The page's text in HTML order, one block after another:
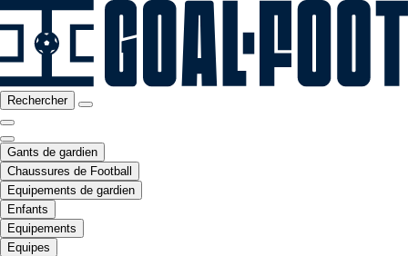
Rechercher
Gants de gardien
Chaussures de Football
Equipements de gardien
Enfants
Equipements
Equipes